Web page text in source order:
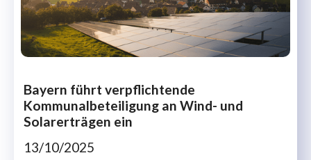
Bayern führt verpflichtende
Kommunalbeteiligung an Wind- und
Solarerträgen ein
13/10/2025